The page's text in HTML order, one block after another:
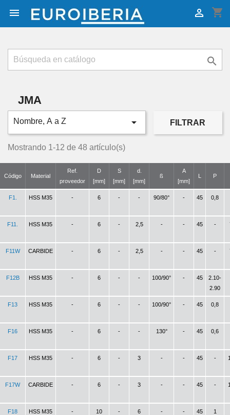
 shopping_cart


JMA
Nombre, A a Z  FILTRAR
Mostrando 1-12 de 48 artículo(s)
Código Material
Ref.
proveedor
D
[mm]
S
[mm]
d.
[mm]
ß
A
[mm]
L P
F1. HSS M35 - 6 - - 90/80° - 45 0,8
F11. HSS M35 - 6 - 2,5 - - 45 -
F11W CARBIDE - 6 - 2,5 - - 45 -
F12B HSS M35 - 6 - - 100/90° - 45
2.10-
2.90
F13 HSS M35 - 6 - - 100/90° - 45 0,8
F16 HSS M35 - 6 - - 130° - 45 0,6
F17 HSS M35 - 6 - 3 - - 45 -
F17W CARBIDE - 6 - 3 - - 45 -
F18 HSS M35 - 10 - 6 - - 45 1